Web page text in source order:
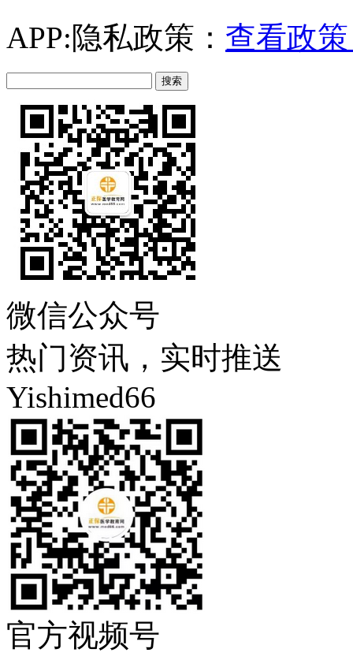
APP:隐私政策： 查看政
微信公众号
热门资讯，实时推送
Yishimed66
官方视频号